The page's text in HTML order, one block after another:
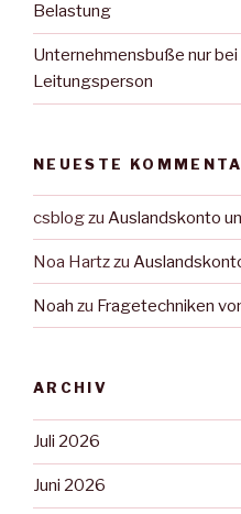
Belastung
Unternehmensbuße nur
Leitungsperson
NEUESTE
csblogzu Auslandskonto
Noa Hartzzu
Noah zu Fragetechniken
ARCHIV
Juli 2026
Juni 2026